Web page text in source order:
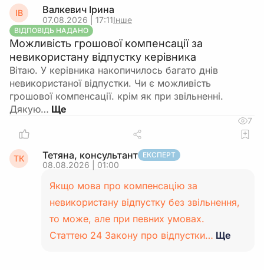
ІВ Валкевич Ірина
07.08.2026 | 17:11Інше
ВІДПОВІДЬ НАДАНО
Можливість грошової компенсації за
невикористану відпустку керівника
Вітаю. У керівника накопичилось багато днів
невикористаної відпустки. Чи є можливість
грошової компенсації. крім як при звільненні.
Дякую…
7
ТК Тетяна, консультант ЕКСПЕРТ
08.08.2026 | 01:00
Якщо мова про компенсацію за
невикористану відпустку без звільнення,
то може, але при певних умовах.
Статтею 24 Закону про відпустки… Ще